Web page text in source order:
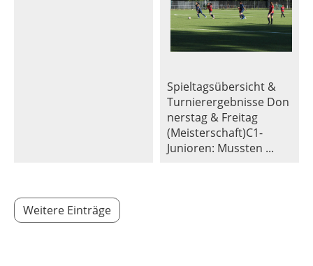
Spieltagsübersicht &
Turnierergebnisse Don
nerstag & Freitag
(Meisterschaft)C1-
Junioren: Mussten ...
Weitere Einträge